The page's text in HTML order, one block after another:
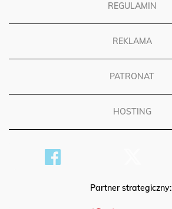
REGULAMIN
REKLAMA
PATRONAT
HOSTING
Partner strategiczny: